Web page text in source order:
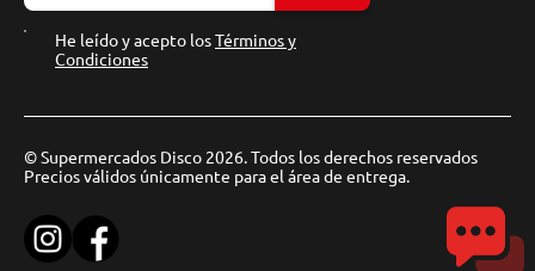
He leído y acepto losTérminos y
Condiciones
© Supermercados Disco 2026. Todos los derechos reservados
Precios válidos únicamente para el área de entrega.